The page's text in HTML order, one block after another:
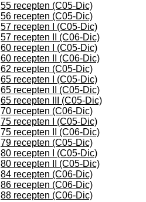
55 recepten (C05-Dic)
56 recepten (C05-Dic)
57 recepten I (C05-Dic)
57 recepten II (C06-Dic)
60 recepten I (C05-Dic)
60 recepten II (C06-Dic)
62 recepten (C05-Dic)
65 recepten I (C05-Dic)
65 recepten II (C05-Dic)
65 recepten III (C05-Dic)
70 recepten (C06-Dic)
75 recepten I (C05-Dic)
75 recepten II (C06-Dic)
79 recepten (C05-Dic)
80 recepten I (C05-Dic)
80 recepten II (C05-Dic)
84 recepten (C06-Dic)
86 recepten (C06-Dic)
88 recepten (C06-Dic)